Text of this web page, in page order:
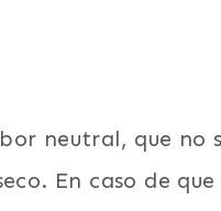
neutral, que no
En caso de que